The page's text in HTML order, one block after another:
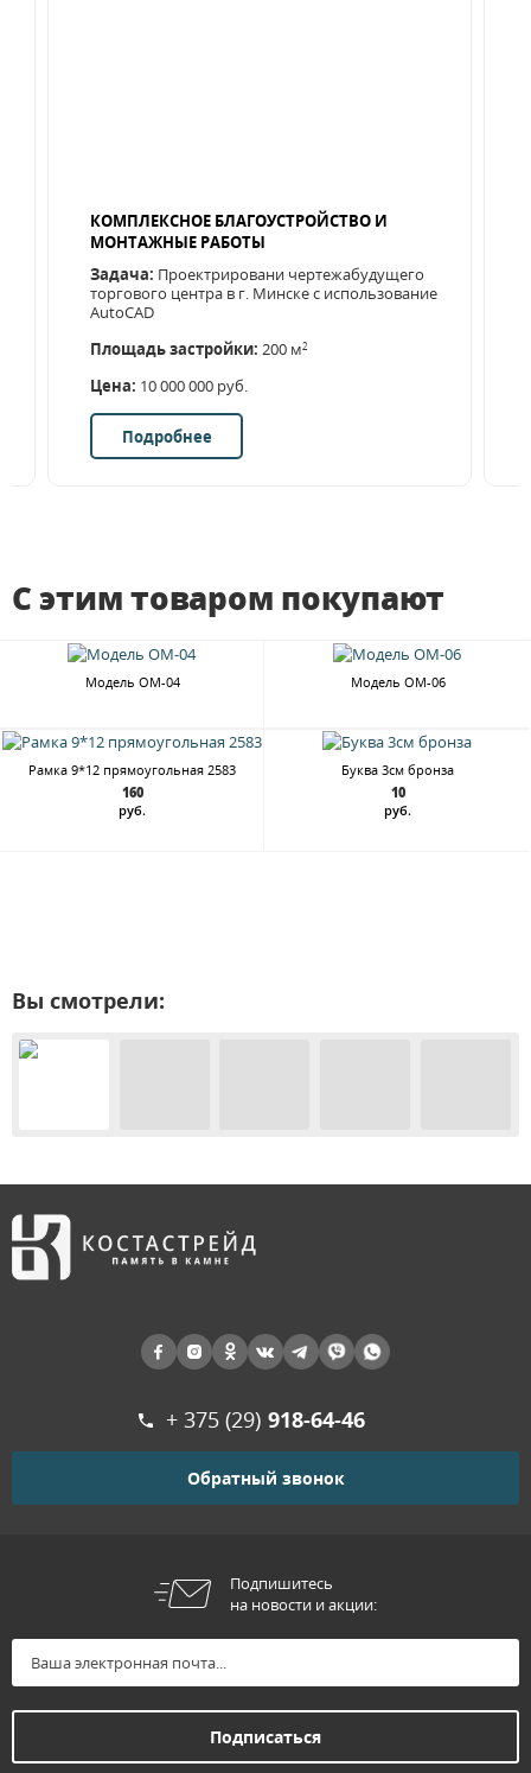
КОМПЛЕКСНОЕ БЛАГОУСТРОЙСТВО И
МОНТАЖНЫЕ РАБОТЫ
Задача: Проектрировани чертежабудущего
торгового центра в г. Минске с использование
AutoCAD
Площадь застройки: 200 м2
Цена: 10 000 000 руб.
Подробнее
С этим товаром покупают
Модель ОМ-04 Модель ОМ-06
Рамка 9*12 прямоугольная 2583
160
руб.
Буква 3см бронза
10
руб.
Вы смотрели:
+ 375 (29) 918-64-46
Обратный звонок
Подпишитесь
на новости и акции: